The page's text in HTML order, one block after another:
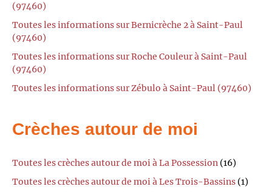
(97460)
Toutes les informations sur Bernicrèche 2 à Saint-Paul
(97460)
Toutes les informations sur Roche Couleur à Saint-Paul
(97460)
Toutes les informations sur Zébulo à Saint-Paul (97460)
Crèches autour de moi
Toutes les crèches autour de moi à La Possession (16)
Toutes les crèches autour de moi à Les Trois-Bassins (1)